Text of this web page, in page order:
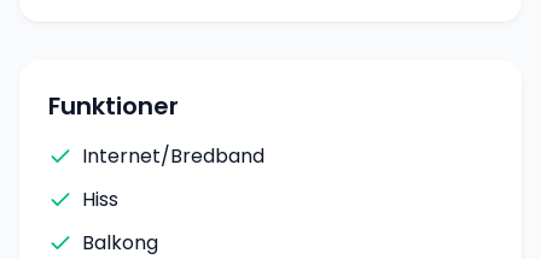
Funktioner
Internet/Bredband
Hiss
Balkong